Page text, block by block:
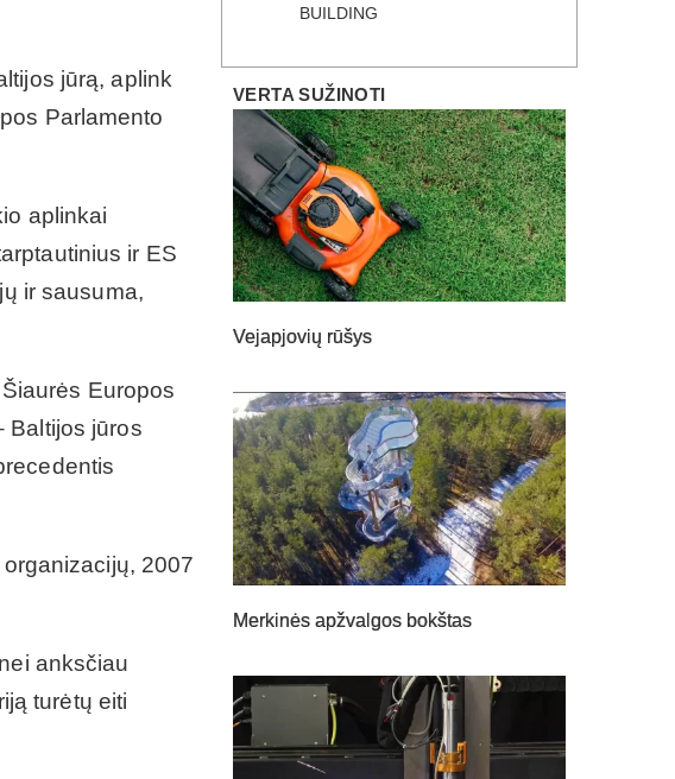
jūrą, aplink
Parlamento
aplinkai
ir ES
ir sausuma,
Europos
Baltijos jūros
2007
anksčiau
turėtų eiti
BUILDING
VERTA SUŽINOTI
Vejapjovių rūšys
Merkinės apžvalgos bokštas